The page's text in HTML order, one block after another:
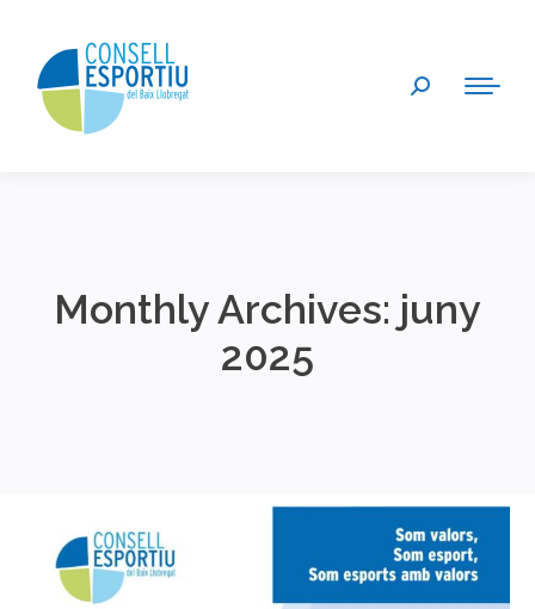
Search:
Monthly Archives: juny
2025